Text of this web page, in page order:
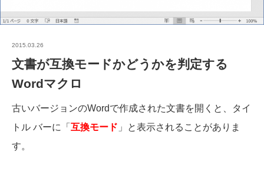
2015.03.26
文書が互換モードかどうかを判定する
Wordマクロ
古いバージョンのWordで作成された文書を開くと、タイ
トル バーに「 互換モード 」と表示されることがありま
す。